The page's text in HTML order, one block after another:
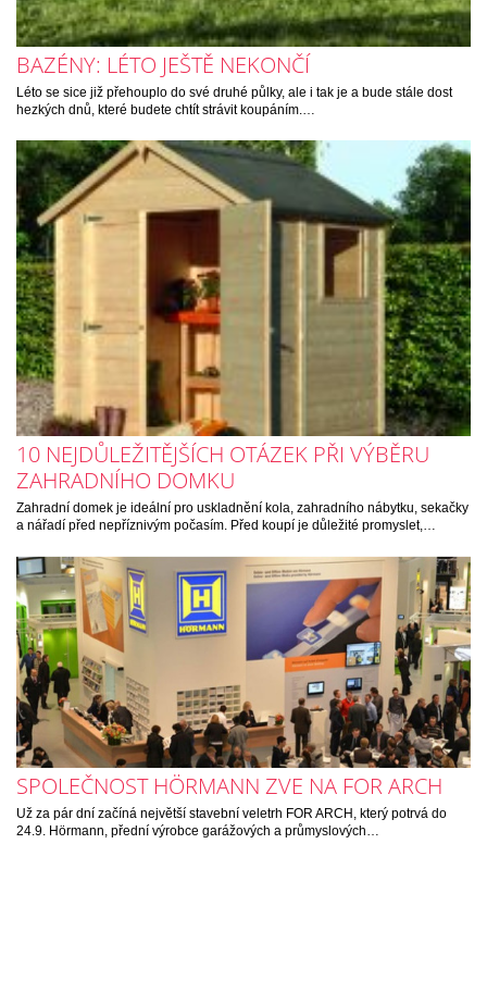
BAZÉNY: LÉTO JEŠTĚ NEKONČÍ
Léto se sice již přehouplo do své druhé půlky, ale i tak je a bude stále dost
hezkých dnů, které budete chtít strávit koupáním.…
10 NEJDŮLEŽITĚJŠÍCH OTÁZEK PŘI VÝBĚRU
ZAHRADNÍHO DOMKU
Zahradní domek je ideální pro uskladnění kola, zahradního nábytku, sekačky
a nářadí před nepříznivým počasím. Před koupí je důležité promyslet,…
SPOLEČNOST HÖRMANN ZVE NA FOR ARCH
Už za pár dní začíná největší stavební veletrh FOR ARCH, který potrvá do
24.9. Hörmann, přední výrobce garážových a průmyslových…